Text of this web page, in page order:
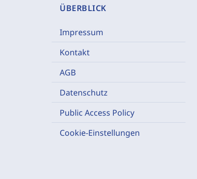
ÜBERBLICK
Impressum
Kontakt
AGB
Datenschutz
Public Access Policy
Cookie-Einstellungen